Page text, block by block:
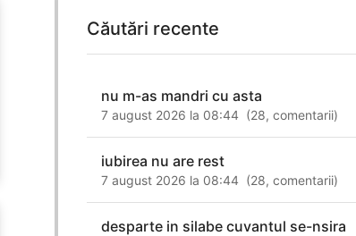
Căutări recente
nu m-as mandri cu asta
7 august 2026 la 08:44 (28,comentarii)
iubirea nu are rest
7 august 2026 la 08:44 (28,comentarii)
desparte in silabe cuvantul se-nsira